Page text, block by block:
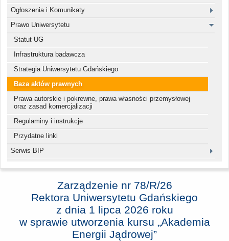
Ogłoszenia i Komunikaty
Prawo Uniwersytetu
Statut UG
Infrastruktura badawcza
Strategia Uniwersytetu Gdańskiego
Baza aktów prawnych
Prawa autorskie i pokrewne, prawa własności przemysłowej
oraz zasad komercjalizacji
Regulaminy i instrukcje
Przydatne linki
Serwis BIP
Zarządzenie nr 78/R/26
Rektora Uniwersytetu Gdańskiego
z dnia 1 lipca 2026 roku
w sprawie utworzenia kursu „Akademia
Energii Jądrowej”